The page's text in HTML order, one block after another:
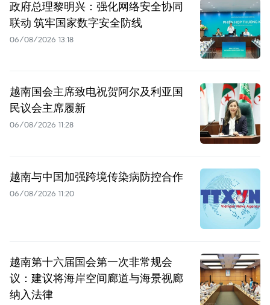
政府总理黎明兴：强化网络安全协同
联动 筑牢国家数字安全防线
06/08/2026 13:18
越南国会主席致电祝贺阿尔及利亚国
民议会主席履新
06/08/2026 11:28
越南与中国加强跨境传染病防控合作
06/08/2026 11:20
越南第十六届国会第一次非常规会
议：建议将海岸空间廊道与海景视廊
纳入法律